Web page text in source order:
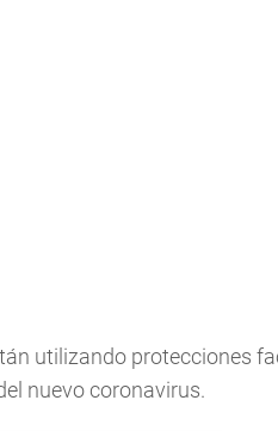
utilizando protecciones
nuevo coronavirus.